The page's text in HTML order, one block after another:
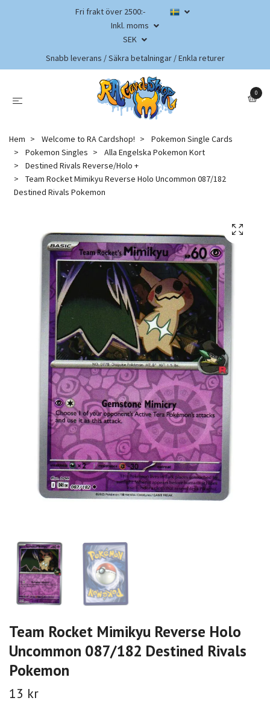
Fri frakt över 2500:-
Inkl. moms
SEK
Snabb leverans / Säkra betalningar / Enkla returer
0
Hem Welcome to RA Cardshop!
Pokemon Single Cards
Pokemon Singles
Alla Engelska Pokemon Kort
Destined Rivals Reverse/Holo +
Team Rocket Mimikyu Reverse Holo Uncommon 087/182
Destined Rivals Pokemon
Team Rocket Mimikyu Reverse Holo
Uncommon 087/182 Destined Rivals
Pokemon
13 kr